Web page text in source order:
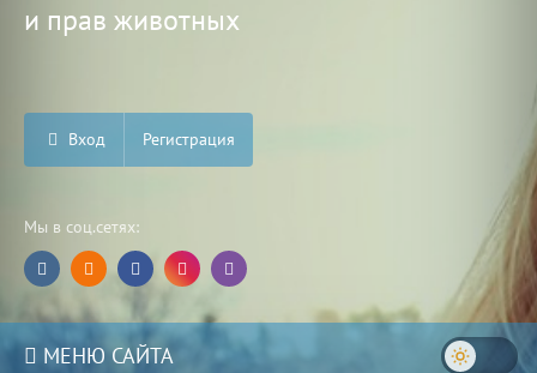
и прав животных
Вход Регистрация
Мы в соц.сетях:
МЕНЮ САЙТА